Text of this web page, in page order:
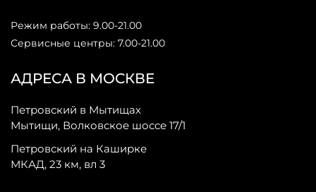
АДРЕСА В МОСКВЕ
Петровский в Мытищах
Мытищи, Волковское шоссе 17/1
Петровский на Каширке
МКАД, 23 км, вл 3
Режим работы: 9.00-21.00
Сервисные центры: 7.00-21.00